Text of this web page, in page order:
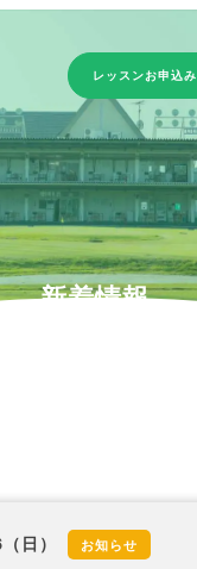
新着情報
日） お知らせ
レッスンお申込み